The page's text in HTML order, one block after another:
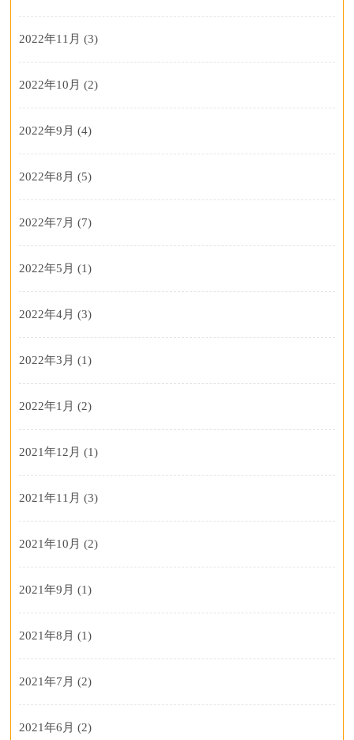
2022年11月 (3)
2022年10月 (2)
2022年9月 (4)
2022年8月 (5)
2022年7月 (7)
2022年5月 (1)
2022年4月 (3)
2022年3月 (1)
2022年1月 (2)
2021年12月 (1)
2021年11月 (3)
2021年10月 (2)
2021年9月 (1)
2021年8月 (1)
2021年7月 (2)
2021年6月 (2)